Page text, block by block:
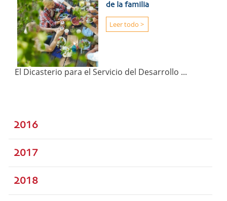
de la familia
El Dicasterio para el Servicio del Desarrollo ...
Leer todo >
2016
2017
2018